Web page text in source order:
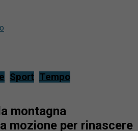
Sport Tempo
montagna
mozione per rinascere